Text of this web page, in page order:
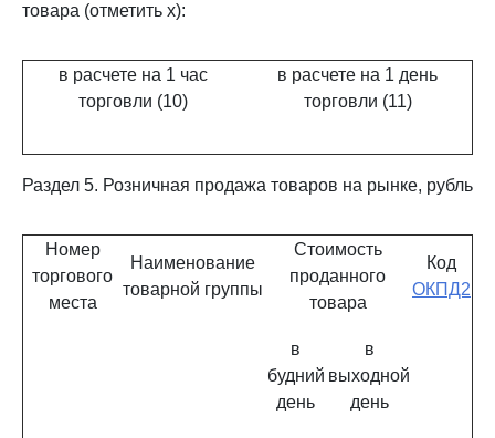
товара (отметить x):
в расчете на 1 час
торговли (10)
в расчете на 1 день
торговли (11)
Раздел 5. Розничная продажа товаров на рынке, рубль
Номер
торгового
места
Наименование
товарной группы
Стоимость
проданного
товара
Код
ОКПД2
в
будний
день
в
выходной
день